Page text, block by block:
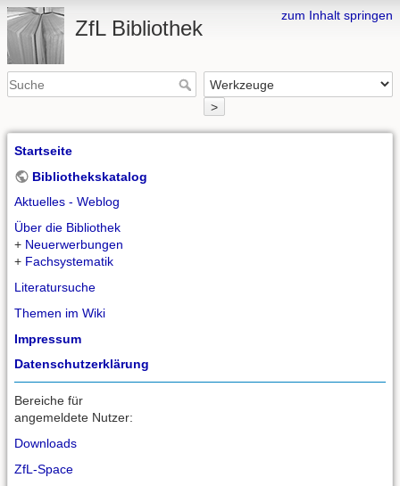
zum Inhalt springen
ZfL Bibliothek
>
Startseite
Bibliothekskatalog
Aktuelles - Weblog
Über die Bibliothek
+ Neuerwerbungen
+ Fachsystematik
Literatursuche
Themen im Wiki
Impressum
Datenschutzerklärung
Bereiche für
angemeldete Nutzer:
Downloads
ZfL-Space